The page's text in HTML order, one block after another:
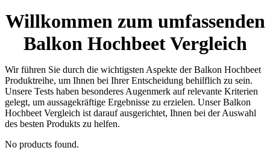
Willkommen zum umfassenden
Balkon Hochbeet Vergleich
Wir führen Sie durch die wichtigsten Aspekte der Balkon Hochbeet
Produktreihe, um Ihnen bei Ihrer Entscheidung behilflich zu sein.
Unsere Tests haben besonderes Augenmerk auf relevante Kriterien
gelegt, um aussagekräftige Ergebnisse zu erzielen. Unser Balkon
Hochbeet Vergleich ist darauf ausgerichtet, Ihnen bei der Auswahl
des besten Produkts zu helfen.
No products found.